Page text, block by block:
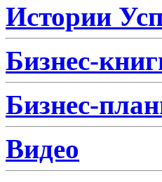
Истории
Бизнес-
Бизнес-
Видео